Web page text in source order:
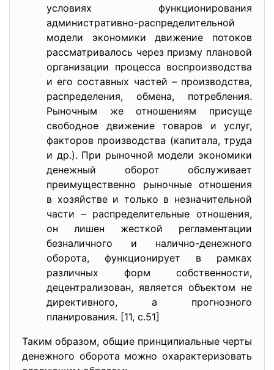
условиях функционирования
административно-распределительной
модели экономики движение потоков
рассматривалось через призму плановой
организации процесса воспроизводства
и его составных частей – производства,
распределения, обмена, потребления.
Рыночным же отношениям присуще
свободное движение товаров и услуг,
факторов производства (капитала, труда
и др.). При рыночной модели экономики
денежный оборот обслуживает
преимущественно рыночные отношения
в хозяйстве и только в незначительной
части – распределительные отношения,
он лишен жесткой регламентации
безналичного и налично-денежного
оборота, функционирует в рамках
различных форм собственности,
децентрализован, является объектом не
директивного, а прогнозного
планирования. [11, с.51]
Таким образом, общие принципиальные черты
денежного оборота можно охарактеризовать